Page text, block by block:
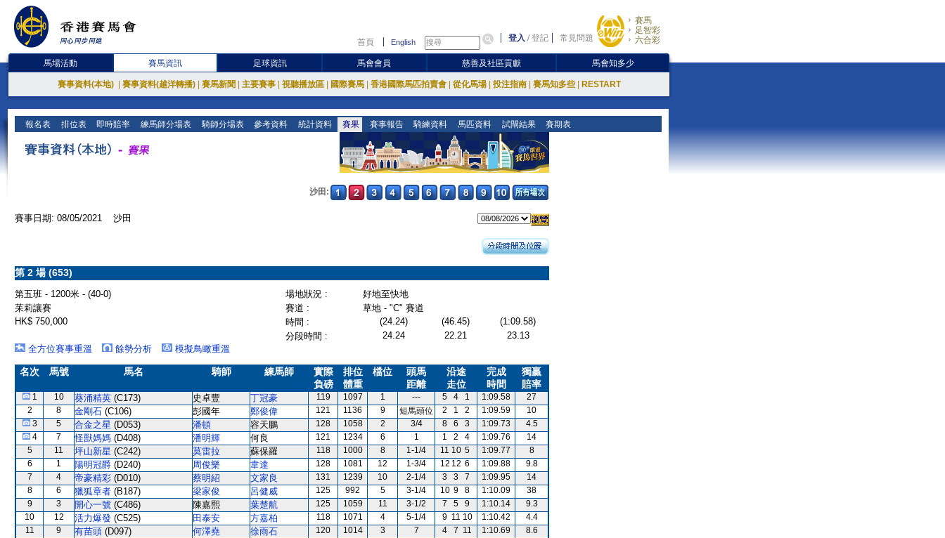
首頁 English 登入 /登記 常見問題
賽馬
足智彩
六合彩
馬場活動 賽馬資訊 足球資訊 馬會會員 慈善及社區貢獻 馬會知多少
賽事資料(本地) 賽事資料(越洋轉播) 賽馬新聞 主要賽事 視聽播放區 國際賽馬 香港國際馬匹拍賣會 從化馬場 投注指南 賽馬知多些 RESTART
報名表 排位表 即時賠率 練馬師分場表 騎師分場表 參考資料 統計資料 賽果 賽事報告 騎練資料 馬匹資料 試閘結果 賽期表
沙田:
賽事日期: 08/05/2021 沙田
第 2 場 (653)
第五班 - 1200米 - (40-0) 場地狀況 :
好地至快地
苿莉讓賽
賽道 :
草地 - "C" 賽道
HK$ 750,000
時間 : (24.24) (46.45)
(1:09.58)
分段時間 :
24.24 22.21
23.13
全方位賽事重溫
餘勢分析 模擬鳥瞰重溫
名次 馬號 馬名 騎師 練馬師
實際
負磅
排位
體重
檔位
頭馬
距離
沿途
走位
完成
時間
獨贏
賠率
1 10 葵涌精英 (C173) 史卓豐 丁冠豪 119 1097 1 --- 5 4 1 1:09.58
27
2
8 金剛石 (C106) 彭國年 鄭俊偉 121 1136 9 短馬頭位 2 1 2 1:09.59
10
3
5 合金之星 (D053) 潘頓 容天鵬 128 1058 2 3/4 8 6 3 1:09.73
4.5
4
7 怪獸媽媽 (D408) 潘明輝 何良 121 1234 6 1 1 2 4 1:09.76
14
5
11 坪山新星 (C242) 莫雷拉 蘇保羅 118 1000 8 1-1/4 11 10 5 1:09.77
8
6
1 陽明冠爵 (D240) 周俊樂 韋達 128 1081 12 1-3/4 12 12 6 1:09.88
9.8
7
4 帝豪精彩 (D010) 蔡明紹 文家良 131 1239 10 2-1/4 3 3 7 1:09.95
14
8
6 獵狐章者 (B187) 梁家俊 呂健威 125 992 5 3-1/4 10 9 8 1:10.09
38
9
3 開心一號 (C486) 陳嘉熙 葉楚航 125 1059 11 3-1/2 7 5 9 1:10.14
9.3
10
12 活力爆發 (C525) 田泰安 方嘉柏 118 1071 4 5-1/4 9 11 10 1:10.42
4.4
11
9 有苗頭 (D097) 何澤堯 徐雨石 120 1014 3 7 4 7 11 1:10.69
8.6